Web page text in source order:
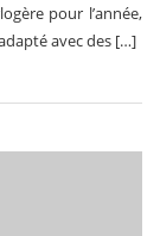
pour l’année,
avec des […]